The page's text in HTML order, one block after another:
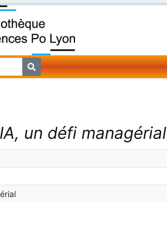
un défi managérial